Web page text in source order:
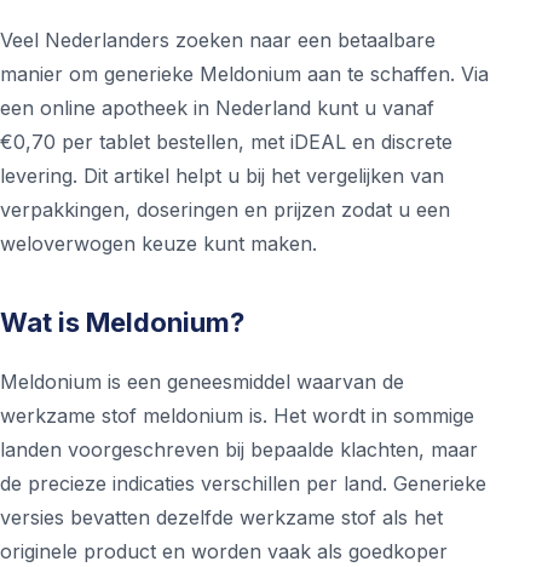
Veel Nederlanders zoeken naar een betaalbare
manier om generieke Meldonium aan te schaffen. Via
een online apotheek in Nederland kunt u vanaf
€0,70 per tablet bestellen, met iDEAL en discrete
levering. Dit artikel helpt u bij het vergelijken van
verpakkingen, doseringen en prijzen zodat u een
weloverwogen keuze kunt maken.
Wat is Meldonium?
Meldonium is een geneesmiddel waarvan de
werkzame stof meldonium is. Het wordt in sommige
landen voorgeschreven bij bepaalde klachten, maar
de precieze indicaties verschillen per land. Generieke
versies bevatten dezelfde werkzame stof als het
originele product en worden vaak als goedkoper